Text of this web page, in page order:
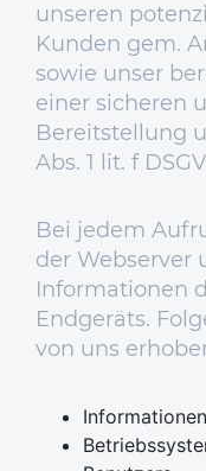
unseren
Kunden gem.
sowie unser
einer sicheren
Bereitstellung
Abs. 1 lit. f
Bei jedem
der Webserver
Informationen
Endgeräts.
von uns